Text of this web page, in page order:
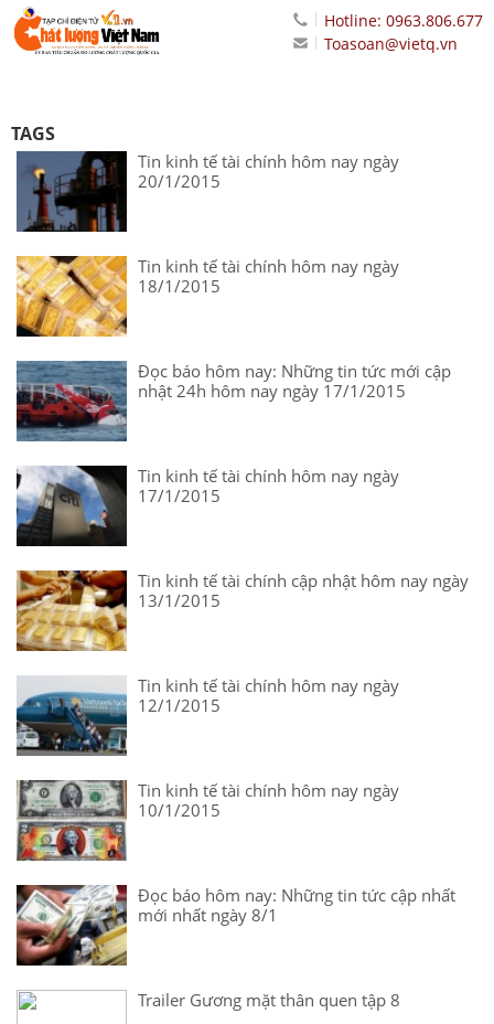
Hotline: 0963.806.677
Toasoan@vietq.vn
TAGS
Tin kinh tế tài chính hôm nay ngày
20/1/2015
Tin kinh tế tài chính hôm nay ngày
18/1/2015
Đọc báo hôm nay: Những tin tức mới cập
nhật 24h hôm nay ngày 17/1/2015
Tin kinh tế tài chính hôm nay ngày
17/1/2015
Tin kinh tế tài chính cập nhật hôm nay ngày
13/1/2015
Tin kinh tế tài chính hôm nay ngày
12/1/2015
Tin kinh tế tài chính hôm nay ngày
10/1/2015
Đọc báo hôm nay: Những tin tức cập nhất
mới nhất ngày 8/1
Trailer Gương mặt thân quen tập 8